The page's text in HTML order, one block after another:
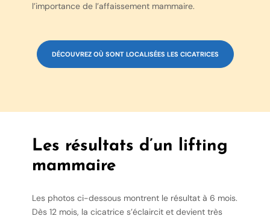
l’importance de l’affaissement mammaire.
DÉCOUVREZ OÙ SONT LOCALISÉES LES CICATRICES
Les résultats d’un lifting
mammaire
Les photos ci-dessous montrent le résultat à 6 mois.
Dès 12 mois, la cicatrice s’éclaircit et devient très